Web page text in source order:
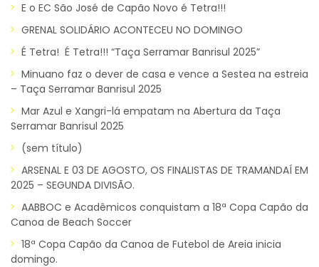
E o EC São José de Capão Novo é Tetra!!!
GRENAL SOLIDÁRIO ACONTECEU NO DOMINGO
É Tetra! É Tetra!!! “Taça Serramar Banrisul 2025”
Minuano faz o dever de casa e vence a Sestea na estreia
– Taça Serramar Banrisul 2025
Mar Azul e Xangri-lá empatam na Abertura da Taça
Serramar Banrisul 2025
(sem título)
ARSENAL E 03 DE AGOSTO, OS FINALISTAS DE TRAMANDAÍ EM
2025 – SEGUNDA DIVISÃO.
AABBOC e Acadêmicos conquistam a 18ª Copa Capão da
Canoa de Beach Soccer
18ª Copa Capão da Canoa de Futebol de Areia inicia
domingo.